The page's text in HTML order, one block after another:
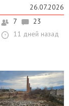
26.07.2026
7
23
11 дней назад